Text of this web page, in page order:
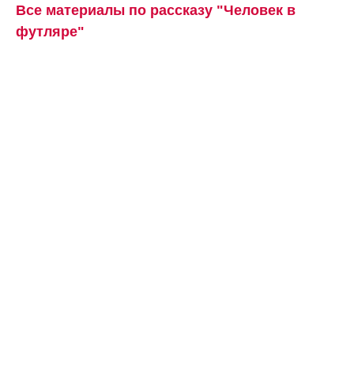
Все материалы по рассказу "Человек в
футляре"